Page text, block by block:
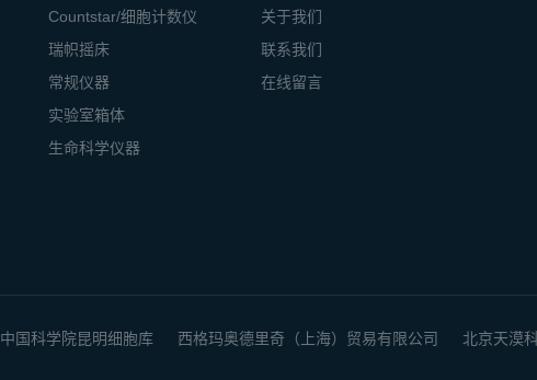
Countstar/细胞计数仪
瑞帜摇床
常规仪器
实验室箱体
生命科学仪器
关于我们
联系我们
在线留言
中国科学院昆明细胞库 西格玛奥德里奇（上海）贸易有限公司 北京天漠